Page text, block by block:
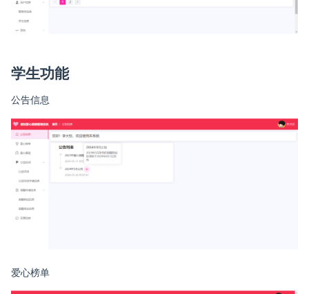
学生功能
公告信息
爱心榜单